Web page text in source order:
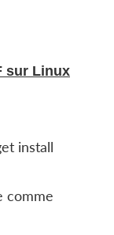
sur Linux
install
comme